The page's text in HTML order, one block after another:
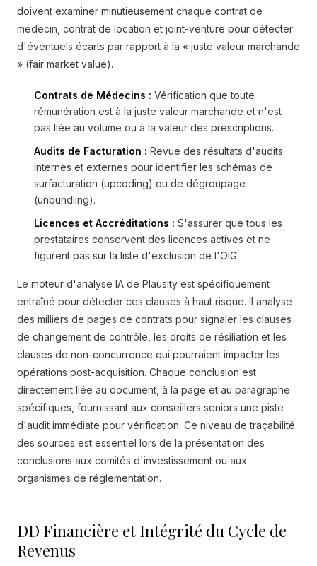
doivent examiner minutieusement chaque contrat de
médecin, contrat de location et joint-venture pour détecter
d'éventuels écarts par rapport à la « juste valeur marchande
» (fair market value).
Contrats de Médecins : Vérification que toute
rémunération est à la juste valeur marchande et n'est
pas liée au volume ou à la valeur des prescriptions.
Audits de Facturation : Revue des résultats d'audits
internes et externes pour identifier les schémas de
surfacturation (upcoding) ou de dégroupage
(unbundling).
Licences et Accréditations : S'assurer que tous les
prestataires conservent des licences actives et ne
figurent pas sur la liste d'exclusion de l'OIG.
Le moteur d'analyse IA de Plausity est spécifiquement
entraîné pour détecter ces clauses à haut risque. Il analyse
des milliers de pages de contrats pour signaler les clauses
de changement de contrôle, les droits de résiliation et les
clauses de non-concurrence qui pourraient impacter les
opérations post-acquisition. Chaque conclusion est
directement liée au document, à la page et au paragraphe
spécifiques, fournissant aux conseillers seniors une piste
d'audit immédiate pour vérification. Ce niveau de traçabilité
des sources est essentiel lors de la présentation des
conclusions aux comités d'investissement ou aux
organismes de réglementation.
DD Financière et Intégrité du Cycle de
Revenus